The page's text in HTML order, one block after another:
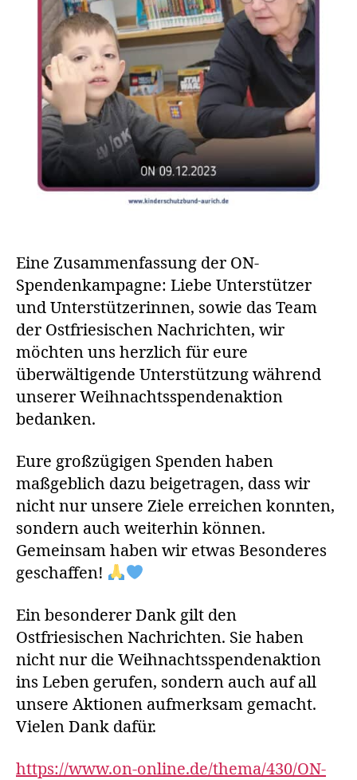
Eine Zusammenfassung der ON-
Spendenkampagne: Liebe Unterstützer
und Unterstützerinnen, sowie das Team
der Ostfriesischen Nachrichten, wir
möchten uns herzlich für eure
überwältigende Unterstützung während
unserer Weihnachtsspendenaktion
bedanken.
Eure großzügigen Spenden haben
maßgeblich dazu beigetragen, dass wir
nicht nur unsere Ziele erreichen konnten,
sondern auch weiterhin können.
Gemeinsam haben wir etwas Besonderes
geschaffen!
Ein besonderer Dank gilt den
Ostfriesischen Nachrichten. Sie haben
nicht nur die Weihnachtsspendenaktion
ins Leben gerufen, sondern auch auf all
unsere Aktionen aufmerksam gemacht.
Vielen Dank dafür.
https://www.on-online.de/thema/430/ON-